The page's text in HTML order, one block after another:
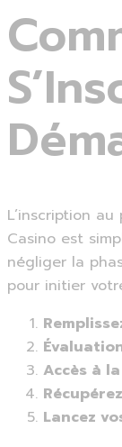
L’inscription
Casino est
négliger la
pour initier
Accès à
Lancez